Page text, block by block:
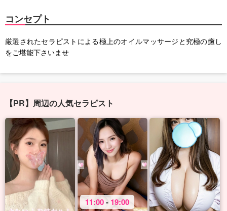
コンセプト
厳選されたセラピストによる極上のオイルマッサージと究極の癒し
をご堪能下さいませ
【PR】周辺の人気セラピスト
11:00- 19:00